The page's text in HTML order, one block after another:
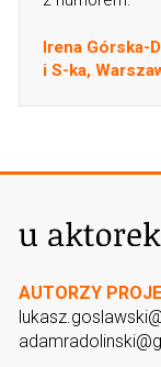
Irena Górska-
i S-ka,
AUTORZY